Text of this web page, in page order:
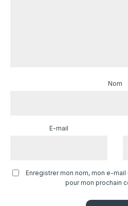
Nom
E-mail
Enregistrer mon nom, mon e-
pour mon prochain